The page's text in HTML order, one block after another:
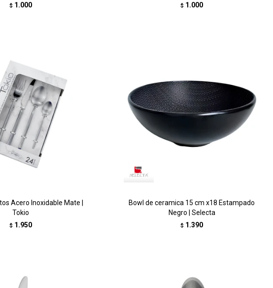
$ 1.000 $ 1.000
Acero Inoxidable Mate |
Tokio
$ 1.950
Bowl de ceramica 15 cm x18 Estampado
Negro | Selecta
$ 1.390